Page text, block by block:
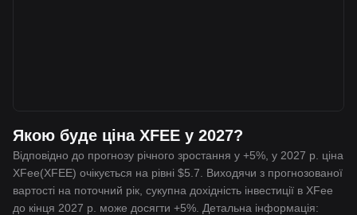
Якою буде ціна XFEE у 2027?
Відповідно до прогнозу річного зростання у +5%, у 2027 р. ціна
XFee(XFEE) очікується на рівні $5.7. Виходячи з прогнозованої
вартості на поточний рік, сукупна дохідність інвестиції в XFee
до кінця 2027 р. може досягти +5%. Детальна інформація: